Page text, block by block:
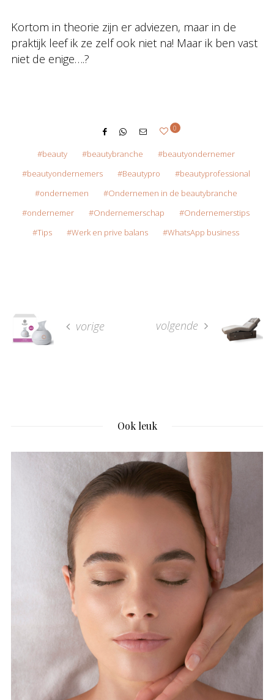
Kortom in theorie zijn er adviezen, maar in de
praktijk leef ik ze zelf ook niet na! Maar ik ben vast
niet de enige….?
0
beauty beautybranche
beautyondernemer
beautyondernemers
Beautypro
beautyprofessional
ondernemen
Ondernemen in de beautybranche
ondernemer
Ondernemerschap
Ondernemerstips
Tips
Werk en prive balans WhatsApp business
vorige volgende
Ook leuk